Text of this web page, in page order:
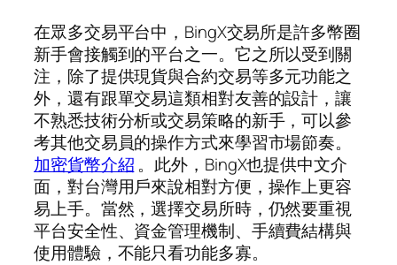
在眾多交易平台中，BingX交易所是許多幣圈
新手會接觸到的平台之一。它之所以受到關
注，除了提供現貨與合約交易等多元功能之
外，還有跟單交易這類相對友善的設計，讓
不熟悉技術分析或交易策略的新手，可以參
考其他交易員的操作方式來學習市場節奏。
加密貨幣介紹 。此外，BingX也提供中文介
面，對台灣用戶來說相對方便，操作上更容
易上手。當然，選擇交易所時，仍然要重視
平台安全性、資金管理機制、手續費結構與
使用體驗，不能只看功能多寡。